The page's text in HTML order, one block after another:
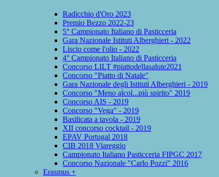
Radicchio d'Oro 2023
Premio Bezzo 2022-23
5° Campionato Italiano di Pasticceria
Gara Nazionale Istituti Alberghieri - 2022
Liscio come l'olio - 2022
4° Campionato Italiano di Pasticceria
Concorso LILT #piattodellasalute2021
Concorso "Piatto di Natale"
Gara Nazionale degli Istituti Alberghieri - 2019
Concorso "Meno alcol...più spirito" 2019
Concorso AIS - 2019
Concorso "Vega" - 2019
Basilicata a tavola - 2019
XII concorso cocktail - 2019
EPAV Portugal 2018
CIB 2018 Viareggio
Campionato Italiano Pasticceria FIPGC 2017
Concorso Nazionale "Carlo Pozzi" 2016
Erasmus +